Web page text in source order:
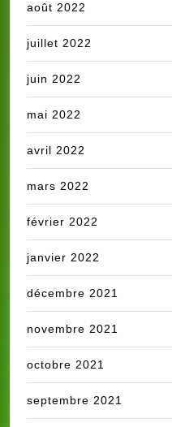
août 2022
juillet 2022
juin 2022
mai 2022
avril 2022
mars 2022
février 2022
janvier 2022
décembre 2021
novembre 2021
octobre 2021
septembre 2021